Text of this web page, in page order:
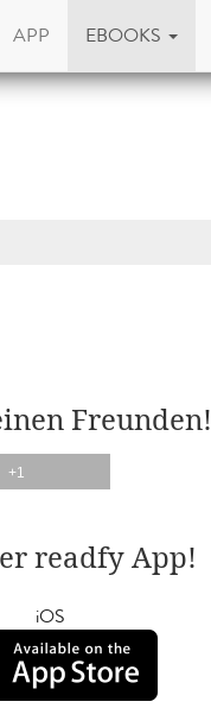
APP EBOOKS
Freunden!
+1
readfy App!
iOS